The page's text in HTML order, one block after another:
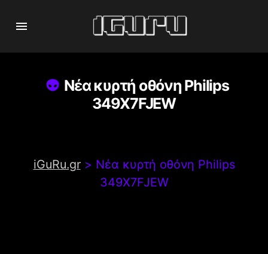
Νέα κυρτή οθόνη Philips
349X7FJEW
iGuRu.gr> Νέα κυρτή οθόνη Philips
349X7FJEW